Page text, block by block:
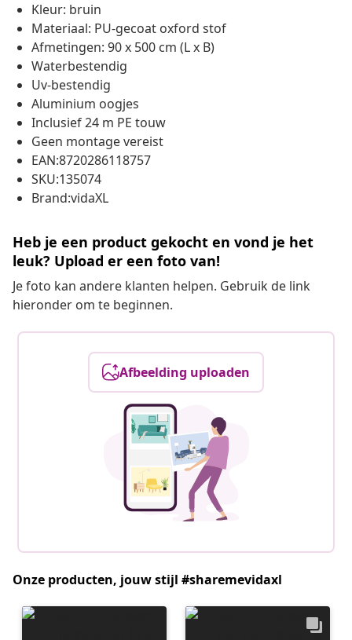
Kleur: bruin
Materiaal: PU-gecoat oxford stof
Afmetingen: 90 x 500 cm (L x B)
Waterbestendig
Uv-bestendig
Aluminium oogjes
Inclusief 24 m PE touw
Geen montage vereist
EAN:8720286118757
SKU:135074
Brand:vidaXL
Heb je een product gekocht en vond je het
leuk? Upload er een foto van!
Je foto kan andere klanten helpen. Gebruik de link
hieronder om te beginnen.
Afbeelding uploaden
Onze producten, jouw stijl #sharemevidaxl